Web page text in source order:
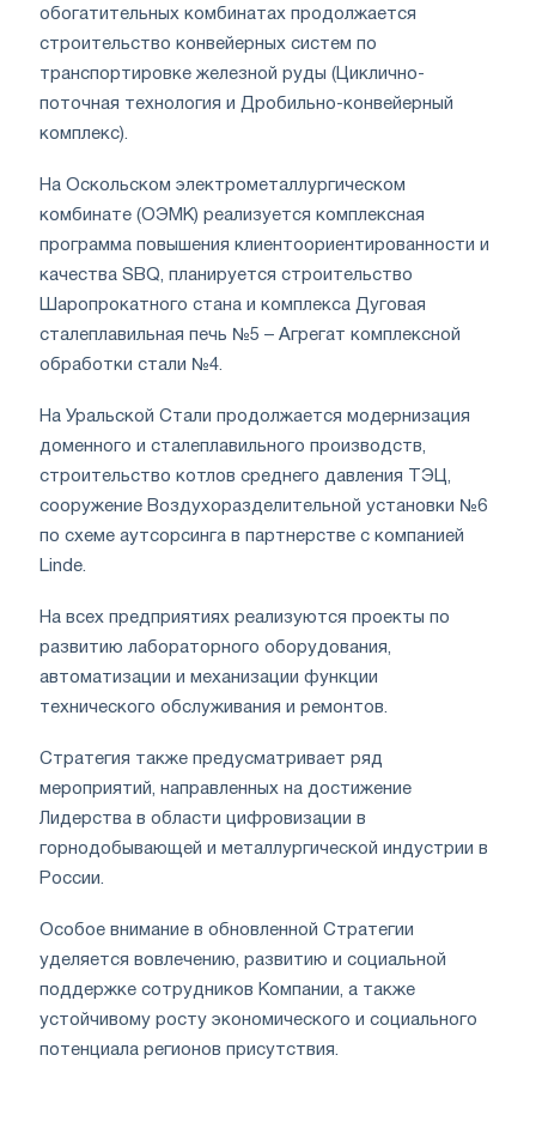
обогатительных комбинатах продолжается
строительство конвейерных систем по
транспортировке железной руды (Циклично-
поточная технология и Дробильно-конвейерный
комплекс).
На Оскольском электрометаллургическом
комбинате (ОЭМК) реализуется комплексная
программа повышения клиентоориентированности и
качества SBQ, планируется строительство
Шаропрокатного стана и комплекса Дуговая
сталеплавильная печь №5 – Агрегат комплексной
обработки стали №4.
На Уральской Стали продолжается модернизация
доменного и сталеплавильного производств,
строительство котлов среднего давления ТЭЦ,
сооружение Воздухоразделительной установки №6
по схеме аутсорсинга в партнерстве с компанией
Linde.
На всех предприятиях реализуются проекты по
развитию лабораторного оборудования,
автоматизации и механизации функции
технического обслуживания и ремонтов.
Стратегия также предусматривает ряд
мероприятий, направленных на достижение
Лидерства в области цифровизации в
горнодобывающей и металлургической индустрии в
России.
Особое внимание в обновленной Стратегии
уделяется вовлечению, развитию и социальной
поддержке сотрудников Компании, а также
устойчивому росту экономического и социального
потенциала регионов присутствия.